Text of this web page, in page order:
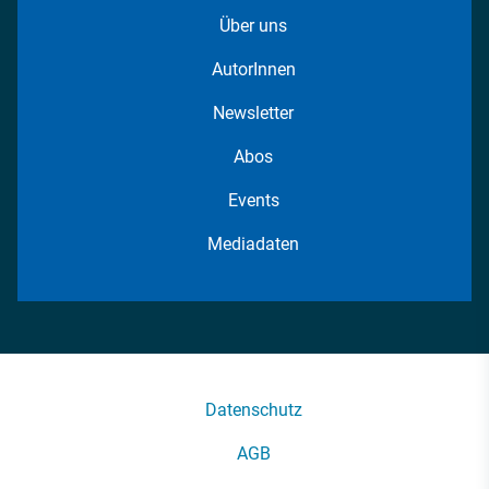
Über uns
AutorInnen
Newsletter
Abos
Events
Mediadaten
Datenschutz
AGB